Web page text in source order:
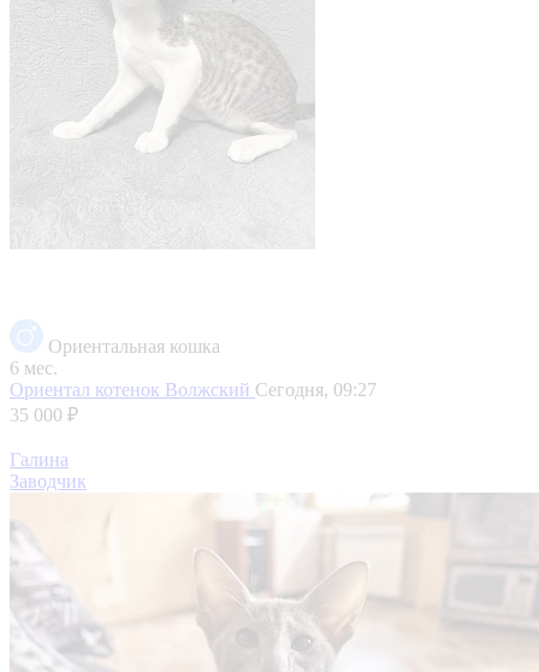
Ориентальная кошка
6 мес.
Ориентал котенок Волжский Сегодня, 09:27
35 000 ₽
Галина
Заводчик